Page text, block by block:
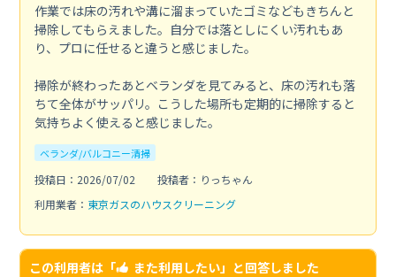
作業では床の汚れや溝に溜まっていたゴミなどもきちんと
掃除してもらえました。自分では落としにくい汚れもあ
り、プロに任せると違うと感じました。
掃除が終わったあとベランダを見てみると、床の汚れも落
ちて全体がサッパリ。こうした場所も定期的に掃除すると
気持ちよく使えると感じました。
ベランダ/バルコニー清掃
投稿日：2026/07/02
投稿者：りっちゃん
利用業者： 東京ガスのハウスクリーニング
この利用者は「 また利用したい」と回答しました